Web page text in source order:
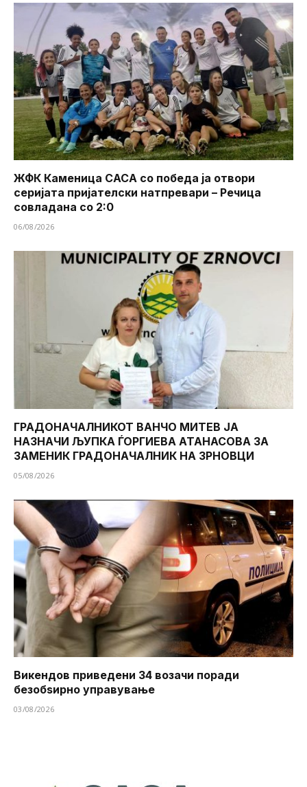
ЖФК Каменица САСА со победа ја отвори
серијата пријателски натпревари – Речица
совладана со 2:0
06/08/2026
ГРАДОНАЧАЛНИКОТ ВАНЧО МИТЕВ ЈА
НАЗНАЧИ ЉУПКА ЃОРГИЕВА АТАНАСОВА ЗА
ЗАМЕНИК ГРАДОНАЧАЛНИК НА ЗРНОВЦИ
05/08/2026
Викендов приведени 34 возачи поради
безобѕирно управување
03/08/2026